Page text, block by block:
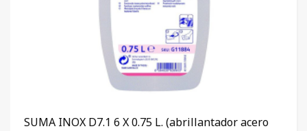
SUMA INOX D7.1 6 X 0.75 L. (abrillantador acero